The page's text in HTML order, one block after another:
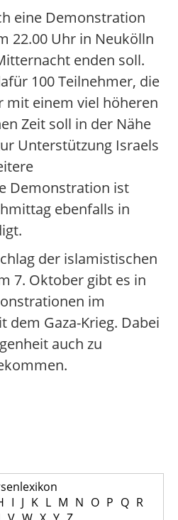
eine Demonstration
22.00 Uhr in Neukölln
enden soll.
100 Teilnehmer, die
mit einem viel höheren
Zeit soll in der Nähe
Unterstützung Israels
Demonstration ist
ebenfalls in
der islamistischen
7. Oktober gibt es in
im
dem Gaza-Krieg. Dabei
auch zu
I J K L M N O P Q R